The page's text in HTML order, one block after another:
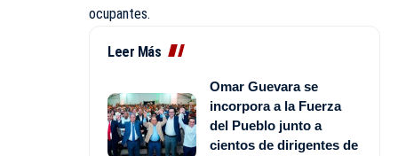
ocupantes.
Leer Más
Omar Guevara se
incorpora a la Fuerza
del Pueblo junto a
cientos de dirigentes de